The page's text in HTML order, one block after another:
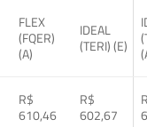
FLEX
(FQER)
(A)
IDEAL
(TERI) (E)
R$
610,46
R$
602,67